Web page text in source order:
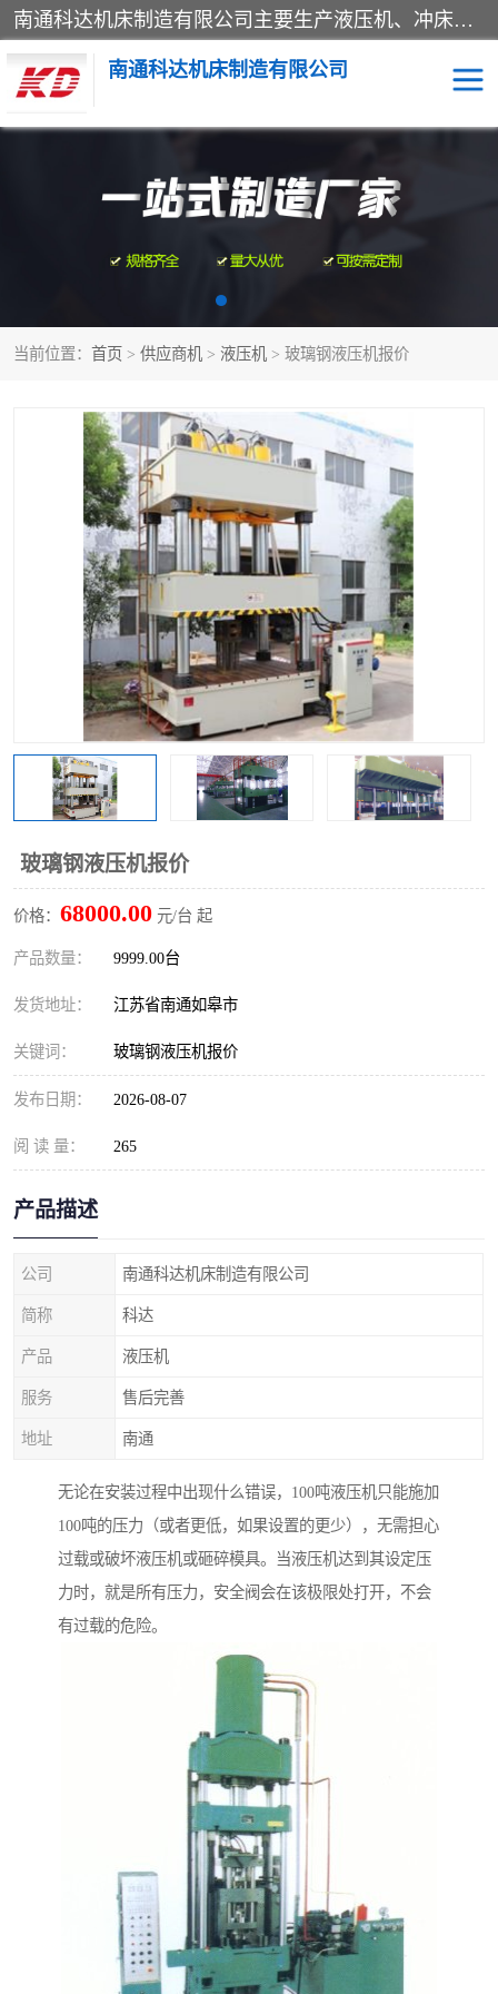
南通科达机床制造有限公司主要生产液压机、冲床、压力机等产品；本公司采用现代化企业的管理方法进行管理，立足于产品的质量管理，以优秀的品质、新颖的设计、合理的价格、完善的服务赢得广大客户的充分信赖和良好的口碑。领导层将运用科学管理方法及长期积累下来的经验和广泛领域吸取来新的技术不断调整产品结构，为市场提供精良的各类机械设备。企业将坚持与国内外各界朋友，真诚合作，共创辉煌。
南通科达机床制造有限公司
当前位置： 首页 > 供应商机 > 液压机 > 玻璃钢液压机报价
玻璃钢液压机报价
价格： 68000.00 元/台 起
产品数量： 9999.00台
发货地址： 江苏省南通如皋市
关键词： 玻璃钢液压机报价
发布日期： 2026-08-07
阅 读 量： 265
产品描述
公司 南通科达机床制造有限公司
简称 科达
产品 液压机
服务 售后完善
地址 南通
无论在安装过程中出现什么错误，100吨液压机只能施加
100吨的压力（或者更低，如果设置的更少），无需担心
过载或破坏液压机或砸碎模具。当液压机达到其设定压
力时，就是所有压力，安全阀会在该极限处打开，不会
有过载的危险。
四柱液压机 液压机
卷板机